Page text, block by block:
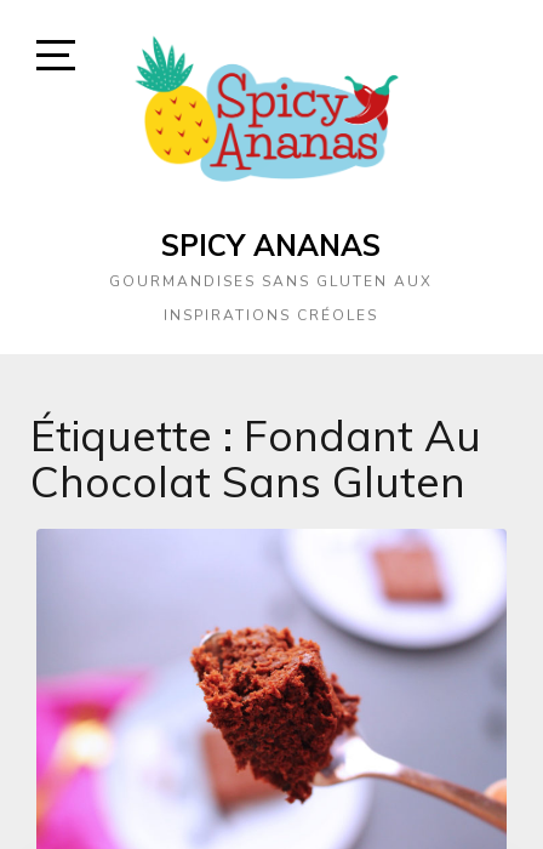
SPICY ANANAS
GOURMANDISES SANS GLUTEN AUX
INSPIRATIONS CRÉOLES
Étiquette : Fondant Au
Chocolat Sans Gluten